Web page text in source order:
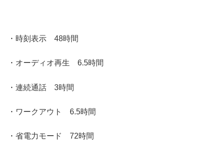
・時刻表示 48時間
・オーディオ再生 6.5時間
・連続通話 3時間
・ワークアウト 6.5時間
・省電力モード 72時間